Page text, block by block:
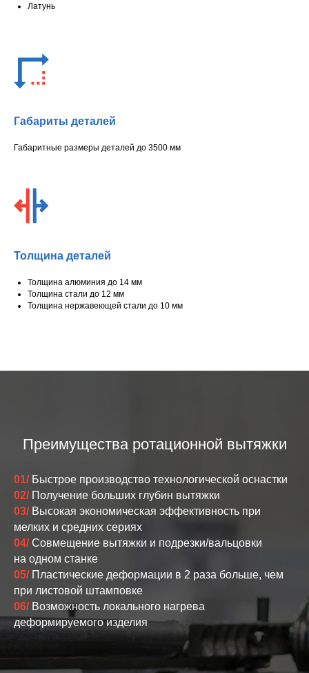
Латунь
Габариты деталей
Габаритные размеры деталей до 3500 мм
Толщина деталей
Толщина алюминия до 14 мм
Толщина стали до 12 мм
Толщина нержавеющей стали до 10 мм
Преимущества ротационной вытяжки
01/Быстрое производство технологической оснастки
02/Получение больших глубин вытяжки
03/Высокая экономическая эффективность при
мелких и средних сериях
04/Совмещение вытяжки и подрезки/вальцовки
на одном станке
05/Пластические деформации в 2 раза больше, чем
при листовой штамповке
06/Возможность локального нагрева
деформируемого изделия